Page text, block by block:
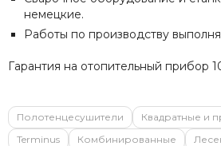
немецкие.
Работы по производству
Гарантия на отопительный прибор
Полотенцесушители
Квадратные и
Terminus
Комбинированные